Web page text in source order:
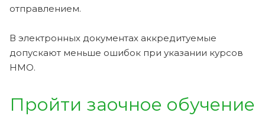
отправлением.
В электронных документах аккредитуемые
допускают меньше ошибок при указании курсов
НМО.
Пройти заочное обучение